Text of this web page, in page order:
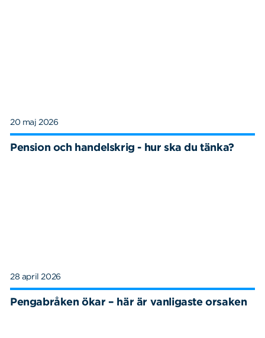
20 maj 2026
Pension och handelskrig - hur ska du tänka?
28 april 2026
Pengabråken ökar – här är vanligaste orsaken